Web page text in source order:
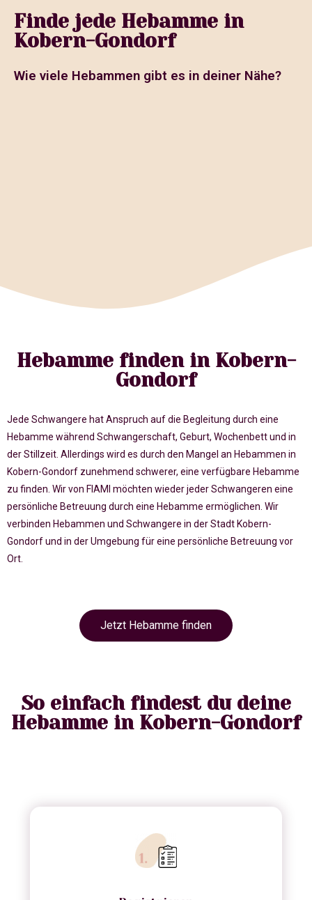
Finde jede Hebamme in
Kobern-Gondorf
Wie viele Hebammen gibt es in deiner Nähe?
Hebamme finden in Kobern-
Gondorf
Jede Schwangere hat Anspruch auf die Begleitung durch eine
Hebamme während Schwangerschaft, Geburt, Wochenbett und in
der Stillzeit. Allerdings wird es durch den Mangel an Hebammen in
Kobern-Gondorf zunehmend schwerer, eine verfügbare Hebamme
zu finden. Wir von FIAMI möchten wieder jeder Schwangeren eine
persönliche Betreuung durch eine Hebamme ermöglichen. Wir
verbinden Hebammen und Schwangere in der Stadt Kobern-
Gondorf und in der Umgebung für eine persönliche Betreuung vor
Ort.
Jetzt Hebamme finden
So einfach findest du deine
Hebamme in Kobern-Gondorf